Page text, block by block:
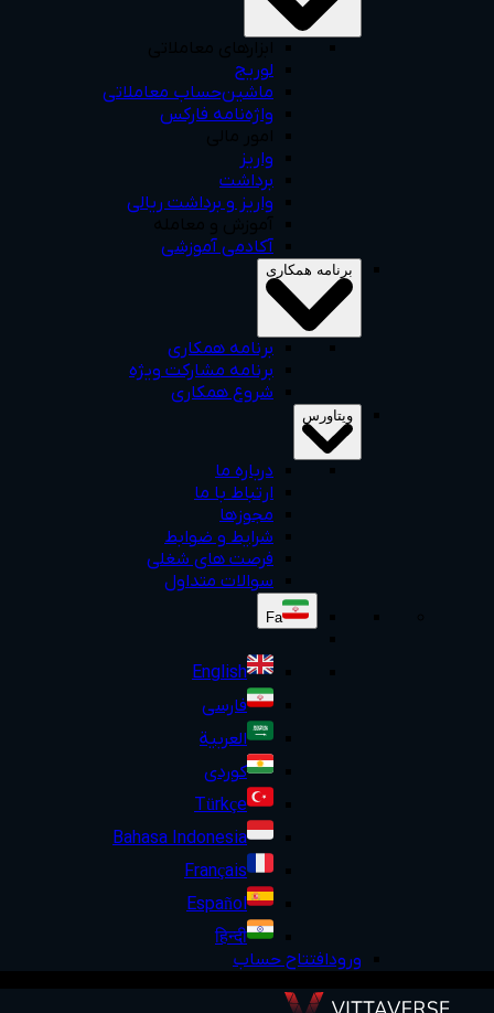
لوریج
ماشین‌حساب‌ معاملاتی
واژه‌نامه فارکس
واریز
برداشت
واریز و برداشت ریالی
آکادمی آموزشی
برنامه همکاری
برنامه همکاری
برنامه مشارکت ویژه
شروع همکاری
ویتاورس
درباره ما
ارتباط با ما
مجوزها
شرایط و ضوابط
فرصت های شغلی
سوالات متداول
Fa
English
فارسی
العربية
کوردی
Türkçe
Bahasa Indonesia
Français
Español
हिन्दी
ورودافتتاح حساب